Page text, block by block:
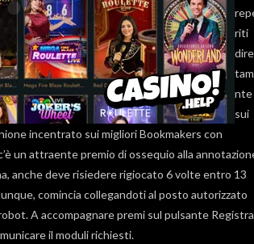
riti
nte
sui
incentrato sui migliori Bookmakers con
un attraente premio di ossequio alla
anche deve risiedere rigiocato 6 volte entro 13
comincia collegandoti al posto autorizzato
A accompagnare premi sul pulsante
il moduli richiesti.